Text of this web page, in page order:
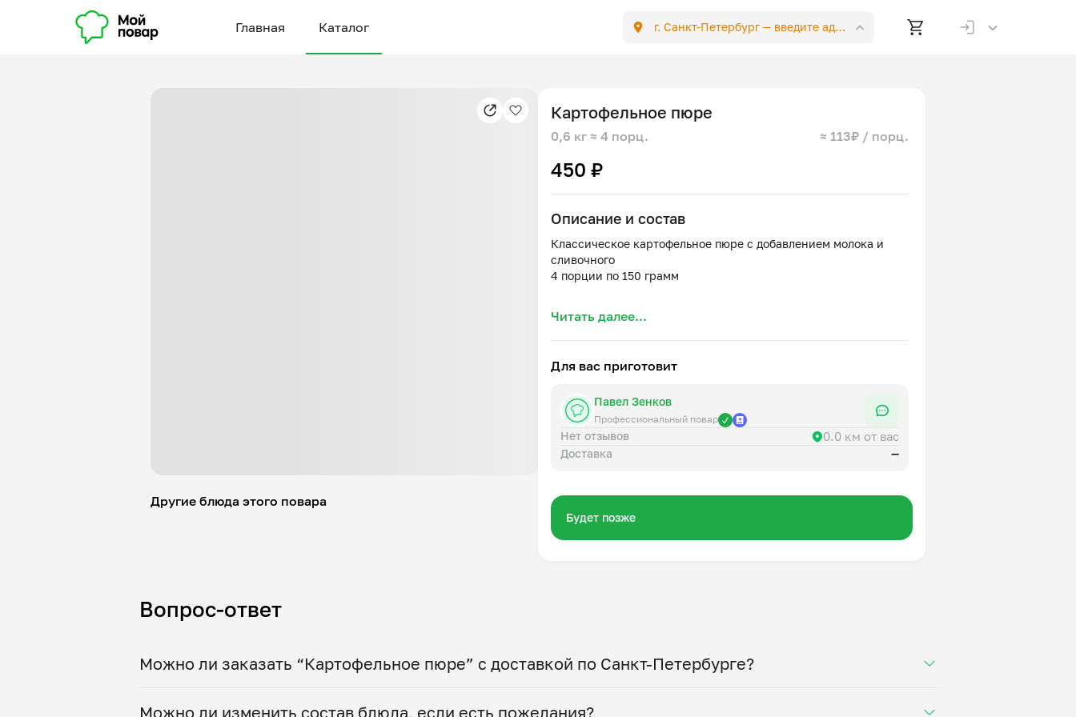
Главная Каталог г. Санкт-Петербург —введите адрес
Другие блюда этого повара
Картофельное пюре
0,6 кг ≈ 4 порц. ≈ 113₽ / порц.
450 ₽
Описание и состав
Классическое картофельное пюре с добавлением молока и
сливочного
4 порции по 150 грамм
Читать далее...
Для вас приготовит
Павел Зенков
Профессиональный повар
Нет отзывов 0.0 км от вас
Доставка —
Будет позже
Вопрос-ответ
Можно ли заказать “Картофельное пюре” с доставкой по Санкт-Петербурге?
Можно ли изменить состав блюда, если есть пожелания?